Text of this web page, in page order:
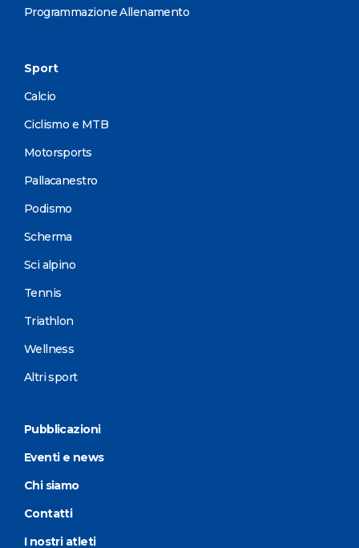
Programmazione Allenamento
Sport
Calcio
Ciclismo e MTB
Motorsports
Pallacanestro
Podismo
Scherma
Sci alpino
Tennis
Triathlon
Wellness
Altri sport
Pubblicazioni
Eventi e news
Chi siamo
Contatti
I nostri atleti